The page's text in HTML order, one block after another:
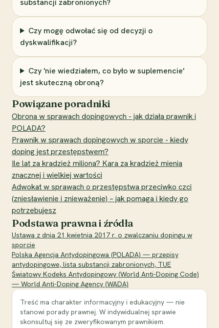
substancji zabronionych?
Czy mogę odwołać się od decyzji o
dyskwalifikacji?
Czy 'nie wiedziałem, co było w suplemencie'
jest skuteczną obroną?
Powiązane poradniki
Obrona w sprawach dopingowych - jak działa prawnik i
POLADA?
Prawnik w sprawach dopingowych w sporcie - kiedy
doping jest przestępstwem?
Ile lat za kradzież miliona? Kara za kradzież mienia
znacznej i wielkiej wartości
Adwokat w sprawach o przestępstwa przeciwko czci
(zniesławienie i znieważenie) – jak pomaga i kiedy go
potrzebujesz
Podstawa prawna i źródła
Ustawa z dnia 21 kwietnia 2017 r. o zwalczaniu dopingu w
sporcie
Polska Agencja Antydopingowa (POLADA) — przepisy
antydopingowe, lista substancji zabronionych, TUE
Światowy Kodeks Antydopingowy (World Anti-Doping Code)
— World Anti-Doping Agency (WADA)
Treść ma charakter informacyjny i edukacyjny — nie
stanowi porady prawnej. W indywidualnej sprawie
skonsultuj się ze zweryfikowanym prawnikiem.